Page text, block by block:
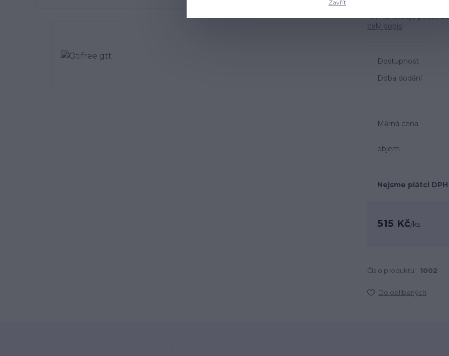
schopnost intenzivně
rovněž snižuje počet
celý popis
Dostupnost
Doba dodání
Měrná cena
objem
Nejsme plátci DPH
515 Kč/ks
Číslo produktu: 1002
Do oblíbených
Zavřít